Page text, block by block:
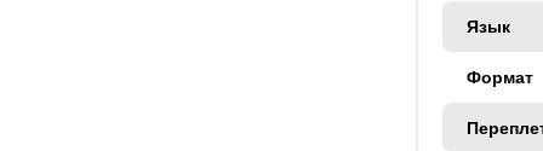
Язык
Формат